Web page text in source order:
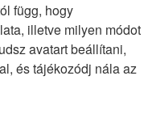
függ, hogy
illetve milyen módot
avatart beállítani,
és tájékozódj nála az